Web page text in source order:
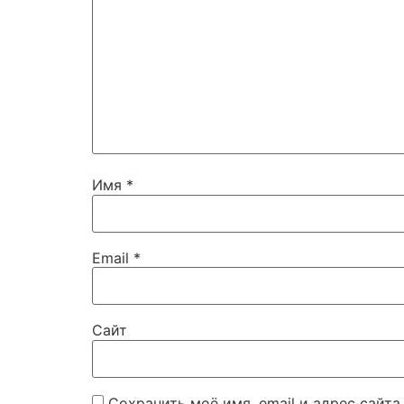
Имя *
Email *
Сайт